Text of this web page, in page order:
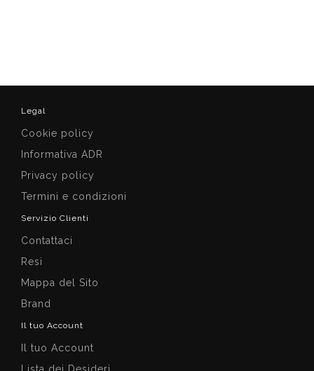
Legal
Cookie policy
Informativa ADR
Privacy policy
Termini e condizioni
Servizio Clienti
Contattaci
Resi
Mappa del Sito
Brand
Il tuo Account
Il tuo Account